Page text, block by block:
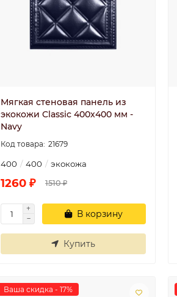
Мягкая стеновая панель из
экокожи Classic 400х400 мм -
Navy
21679
400 400 экокожа
1260 ₽ 1510 ₽
В корзину
Купить
Ваша скидка - 17%